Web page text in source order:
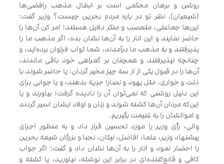
روشن و برهان محكمى است بر ابطال مذهب رافضى‌ها
(شيعيان). نظر تو در باره مردم بحرين چيست‌؟ وزير گفت:
اين‌ها جماعتى، متعصب و منكر دلايل هستند؛ امر كن آن‌ها را
حاضر نمايند و اين انار را به آن‌ها نشان بده، اگر مذهب ما را
پذيرفتند و به مذهب ما درآمدند، شما ثواب فراوان برده‌ايد، و
چنانچه نپذيرفتند و همچنان بر گمراهى خود باقى ماندند،
آن‌ها را در قبول يكى از از سه چيز مخير گردان: يا حاضر شوند با
ذلت و خوارى، مثل يهود و نصارا جزيه بدهند، و يا جوابى براى
اين دليل روشنى كه نمى‌توان آن را ناديده گرفت؛ بياورند و يا
اين‌كه مردان آن‌ها كشته شوند و زنان و اولاد ايشان اسير گردند
و اموالشان را به غنيمت بگيريم.
والى، رأى وزير را مورد تحسين قرار داد و به منظور اجراى
پيشنهاد وزير، علما، افاضل، نيكان، نجبا و بزرگان شيعه بحرين
را احضار نمود و انار را به آن‌ها نشان داد و گفت: اگر جواب
كافى و قانع‌كننده‌اى در برابر اين نوشته، نياوريد، يا كشته و